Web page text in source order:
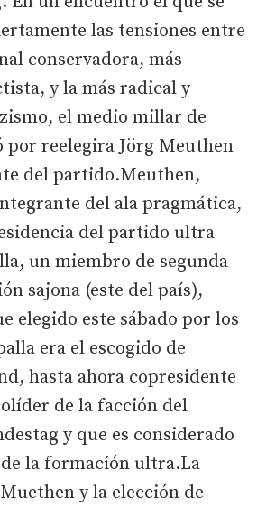
las tensiones entre
conservadora, más
y la más radical y
el medio millar de
por reelegira Jörg Meuthen
del partido.Meuthen,
del ala pragmática,
del partido ultra
un miembro de segunda
sajona (este del país),
elegido este sábado por los
era el escogido de
hasta ahora copresidente
de la facción del
y que es considerado
la formación ultra.La
y la elección de